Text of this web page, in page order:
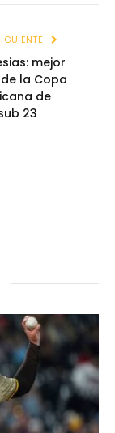
mejor
la Copa
de
23